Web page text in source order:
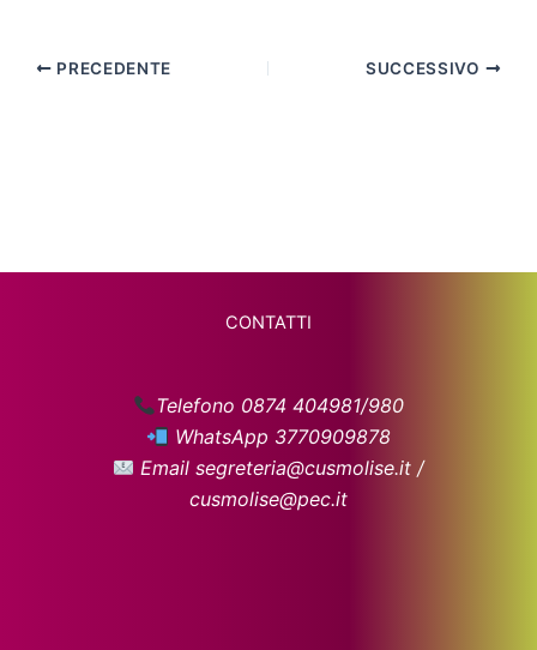
PRECEDENTE SUCCESSIVO
CONTATTI
Telefono 0874 404981/980
WhatsApp 3770909878
Email segreteria@cusmolise.it /
cusmolise@pec.it